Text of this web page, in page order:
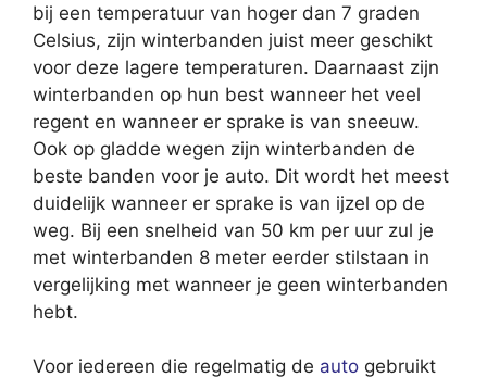
bij een temperatuur van hoger dan 7 graden
Celsius, zijn winterbanden juist meer geschikt
voor deze lagere temperaturen. Daarnaast zijn
winterbanden op hun best wanneer het veel
regent en wanneer er sprake is van sneeuw.
Ook op gladde wegen zijn winterbanden de
beste banden voor je auto. Dit wordt het meest
duidelijk wanneer er sprake is van ijzel op de
weg. Bij een snelheid van 50 km per uur zul je
met winterbanden 8 meter eerder stilstaan in
vergelijking met wanneer je geen winterbanden
hebt.
Voor iedereen die regelmatig de auto gebruikt